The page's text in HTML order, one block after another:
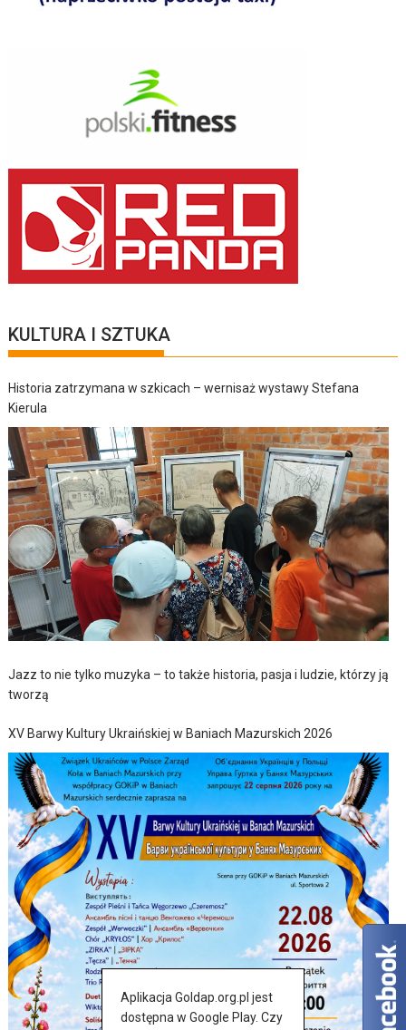
KULTURA I SZTUKA
Historia zatrzymana w szkicach – wernisaż wystawy Stefana
Kierula
Jazz to nie tylko muzyka – to także historia, pasja i ludzie, którzy ją
tworzą
XV Barwy Kultury Ukraińskiej w Baniach Mazurskich 2026
Aplikacja Goldap.org.pl jest
dostępna w Google Play. Czy